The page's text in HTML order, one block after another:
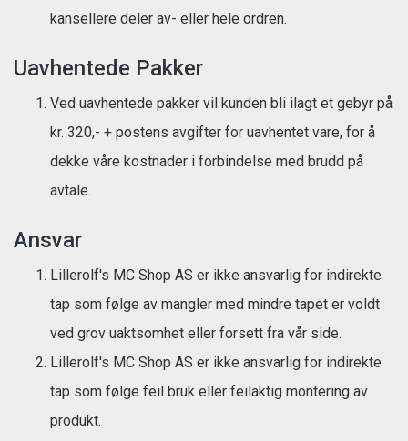
kansellere deler av- eller hele ordren.
Uavhentede Pakker
Ved uavhentede pakker vil kunden bli ilagt et gebyr på
kr. 320,- + postens avgifter for uavhentet vare, for å
dekke våre kostnader i forbindelse med brudd på
avtale.
Ansvar
Lillerolf's MC Shop AS er ikke ansvarlig for indirekte
tap som følge av mangler med mindre tapet er voldt
ved grov uaktsomhet eller forsett fra vår side.
Lillerolf's MC Shop AS er ikke ansvarlig for indirekte
tap som følge feil bruk eller feilaktig montering av
produkt.